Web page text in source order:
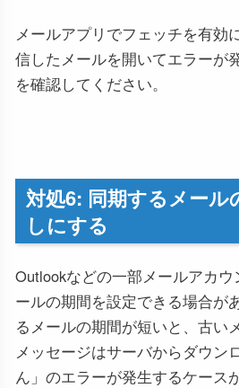
メールアプリでフェッチを有効
信したメールを開いてエラーが
を確認してください。
対処6: 同期するメール
しにする
Outlookなどの一部メールアカ
ールの期間を設定できる場合が
るメールの期間が短いと、古い
メッセージはサーバからダウン
ん」のエラーが発生するケース